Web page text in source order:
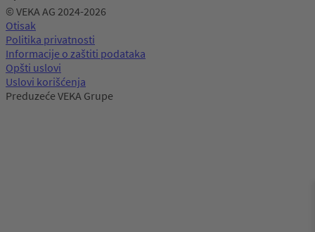
© VEKA AG 2024-2026
Otisak
Politika privatnosti
Informacije o zaštiti podataka
Opšti uslovi
Uslovi korišćenja
Preduzeće VEKA Grupe